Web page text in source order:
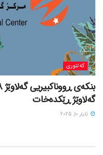
کەلتوری
گەلاوێژ ڕێکدەخات
ئایار 10, 2025